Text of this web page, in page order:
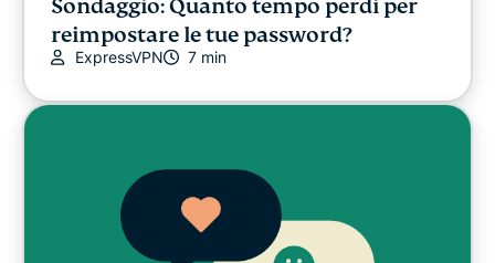
Sondaggio: Quanto tempo perdi per
reimpostare le tue password?
ExpressVPN 7 min